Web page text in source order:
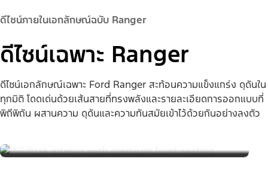
ดีไซน์ภายในเอกลักษณ์ฉบับ Ranger
ดีไซน์เฉพาะ Ranger
ดีไซน์เอกลักษณ์เฉพาะ Ford Ranger สะท้อนความแข็งแกร่ง ดุดันใน
ทุกมิติ โดดเด่นด้วยเส้นสายที่ทรงพลังและรายละเอียดการออกแบบที่
พิถีพิถัน ผสานความ ดุดันและความทันสมัยเข้าไว้ด้วยกันอย่างลงตัว